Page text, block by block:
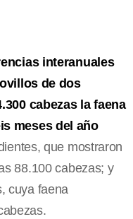
interanuales
de dos
cabezas la faena
meses del año
que mostraron
88.100 cabezas; y
cuya faena